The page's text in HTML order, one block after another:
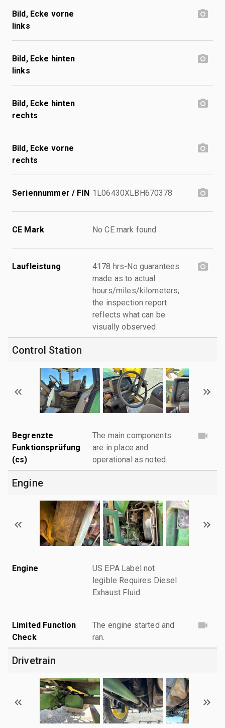
Bild, Ecke vorne
links
Bild, Ecke hinten
links
Bild, Ecke hinten
rechts
Bild, Ecke vorne
rechts
Seriennummer / FIN 1L06430XLBH670378
CE Mark No CE mark found
Laufleistung
4178 hrs-No guarantees
made as to actual
hours/miles/kilometers;
the inspection report
reflects what can be
visually observed.
Control Station
Begrenzte
Funktionsprüfung
(cs)
The main components
are in place and
operational as noted.
Engine
Engine
US EPA Label not
legible Requires Diesel
Exhaust Fluid
Limited Function
Check
The engine started and
ran.
Drivetrain